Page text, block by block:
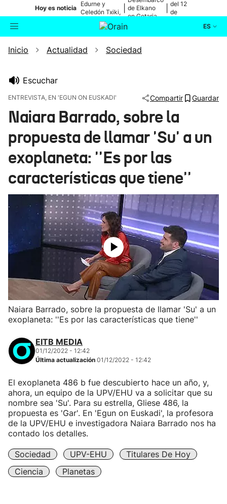
Hoy es noticia
Edurne y
Celedón Txiki,
en directo
de Elkano
en Getaria
del 12
de
ES
Buscador Actualidad
Ikusmiran
Eguraldia
Inicio Actualidad Sociedad
Escuchar
ENTREVISTA, EN 'EGUN ON EUSKADI' Compartir Guardar
Naiara Barrado, sobre la
propuesta de llamar 'Su' a un
exoplaneta: ''Es por las
características que tiene''
Naiara Barrado, sobre la propuesta de llamar 'Su' a un
exoplaneta: ''Es por las características que tiene''
EITB MEDIA
01/12/2022 - 12:42
Última actualización 01/12/2022 - 12:42
El exoplaneta 486 b fue descubierto hace un año, y,
ahora, un equipo de la UPV/EHU va a solicitar que su
nombre sea 'Su'. Para su estrella, Gliese 486, la
propuesta es 'Gar'. En 'Egun on Euskadi', la profesora
de la UPV/EHU e investigadora Naiara Barrado nos ha
contado los detalles.
Sociedad UPV-EHU
Titulares De Hoy
Ciencia
Planetas